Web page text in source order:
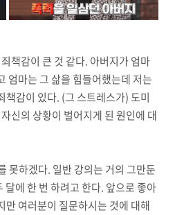
책감이 큰 것 같다. 아버지가 엄마
엄마는 그 삶을 힘들어했는데 저는
책감이 있다. (그 스트레스가) 도미
신의 상황이 벌어지게 된 원인에 대
못하겠다. 일반 강의는 거의 그만둔
에 한 번 하려고 한다. 앞으로 좋아
만 여러분이 질문하시는 것에 대해